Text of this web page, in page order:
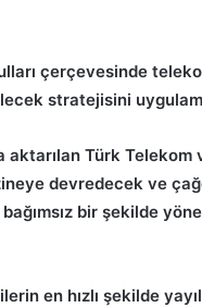
çerçevesinde
stratejisini
aktarılan Türk Telekom
devredecek ve
bir şekilde
en hızlı şekilde